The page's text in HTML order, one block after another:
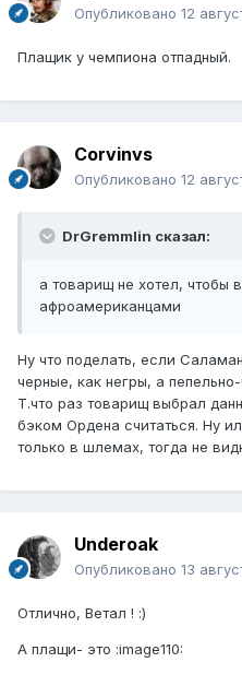
Опубликовано 12
Плащик у чемпиона отпадный.
Corvinvs
Опубликовано 12
DrGremmlin сказал:
а товарищ не хотел, чтобы
афроамериканцами
Ну что поделать, если
черные, как негры, а
Т.что раз товарищ выбрал
бэком Ордена считаться. Ну
только в шлемах, тогда не
Underoak
Опубликовано 13
Отлично, Ветал ! :)
А плащи- это :image110: